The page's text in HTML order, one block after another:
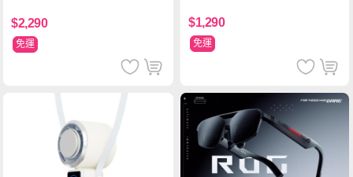
$2,290
免運
$1,290
免運